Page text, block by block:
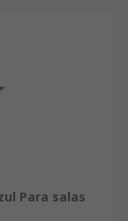
Para salas